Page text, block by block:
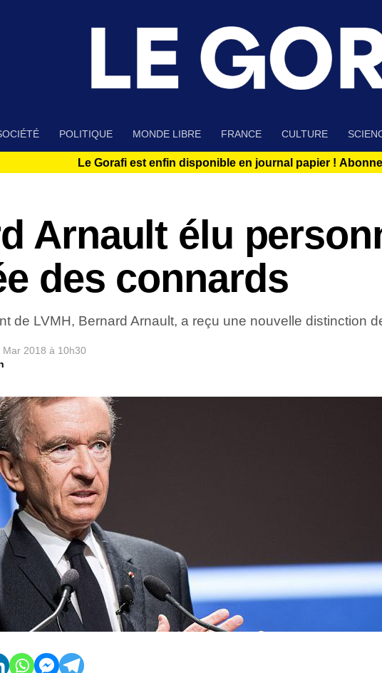
POLITIQUE MONDE LIBRE FRANCE CULTURE
Le Gorafi est enfin disponible en journal papier !
Arnault élu
des connards
de LVMH, Bernard Arnault, a reçu une nouvelle distinction
Mar 2018 à 10h30